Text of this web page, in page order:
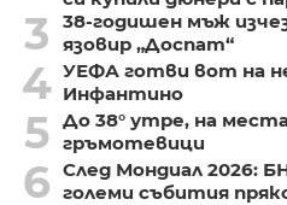
3
38-годишен мъж
язовир „Доспат“
4 УЕФА готви вот на
Инфантино
5 До 38° утре, на
гръмотевици
6 След Мондиал 2026:
големи събития